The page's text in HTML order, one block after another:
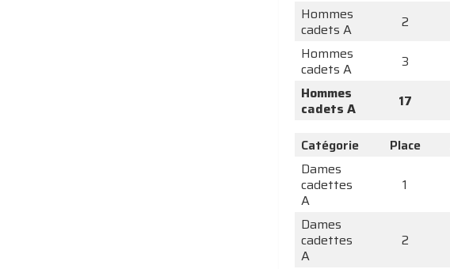
Hommes
cadets A
2
Hommes
cadets A
3
Hommes
cadets A
17
Catégorie Place
Dames
cadettes
A
1
Dames
cadettes
A
2